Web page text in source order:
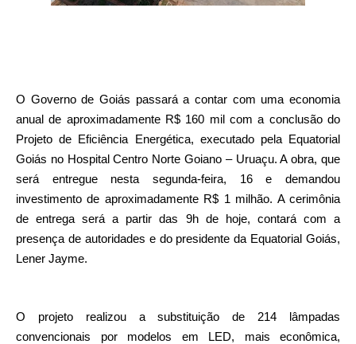
O Governo de Goiás passará a contar com uma economia
anual de aproximadamente R$ 160 mil com a conclusão do
Projeto de Eficiência Energética, executado pela Equatorial
Goiás no Hospital Centro Norte Goiano – Uruaçu. A obra, que
será entregue nesta segunda-feira, 16 e demandou
investimento de aproximadamente R$ 1 milhão. A cerimônia
de entrega será a partir das 9h de hoje, contará com a
presença de autoridades e do presidente da Equatorial Goiás,
Lener Jayme.
O projeto realizou a substituição de 214 lâmpadas
convencionais por modelos em LED, mais econômica,